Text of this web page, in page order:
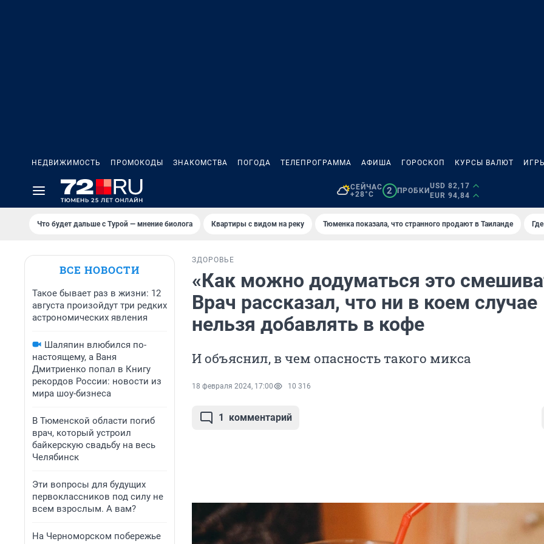
НЕДВИЖИМОСТЬ ПРОМОКОДЫ ЗНАКОМСТВА ПОГОДА ТЕЛЕПРОГРАММА АФИША ГОРОСКОП КУРСЫ ВАЛЮТ
СЕЙЧАС
+28°C
2 ПРОБКИ
USD 82,17
EUR 94,84
Что будет дальше с Турой — мнение биолога Квартиры с видом на реку Тюменка показала, что странного продают в Таиланде
ВСЕ НОВОСТИ
Такое бывает раз в жизни: 12
августа произойдут три редких
астрономических явления
Шаляпин влюбился по-
настоящему, а Ваня
Дмитриенко попал в Книгу
рекордов России: новости из
мира шоу-бизнеса
В Тюменской области погиб
врач, который устроил
байкерскую свадьбу на весь
Челябинск
Эти вопросы для будущих
первоклассников под силу не
всем взрослым. А вам?
На Черноморском побережье
ЗДОРОВЬЕ
«Как можно додуматься это
Врач рассказал, что ни в коем случае
нельзя добавлять в кофе
И объяснил, в чем опасность такого микса
18 февраля 2024, 17:00 10 316
1 комментарий